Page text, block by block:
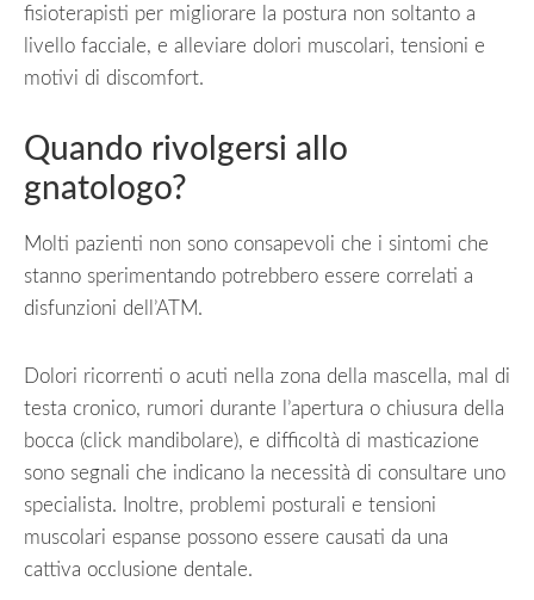
fisioterapisti per migliorare la postura non soltanto a
livello facciale, e alleviare dolori muscolari, tensioni e
motivi di discomfort.
Quando rivolgersi allo
gnatologo?
Molti pazienti non sono consapevoli che i sintomi che
stanno sperimentando potrebbero essere correlati a
disfunzioni dell’ATM.
Dolori ricorrenti o acuti nella zona della mascella, mal di
testa cronico, rumori durante l’apertura o chiusura della
bocca (click mandibolare), e difficoltà di masticazione
sono segnali che indicano la necessità di consultare uno
specialista. Inoltre, problemi posturali e tensioni
muscolari espanse possono essere causati da una
cattiva occlusione dentale.